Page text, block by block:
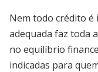
Nem todo crédito é
adequada faz toda
no equilíbrio
indicadas para